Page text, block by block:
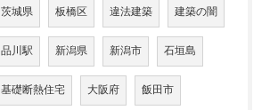
茨城県 板橋区 違法建築 建築の闇
品川駅 新潟県 新潟市 石垣島
基礎断熱住宅 大阪府 飯田市